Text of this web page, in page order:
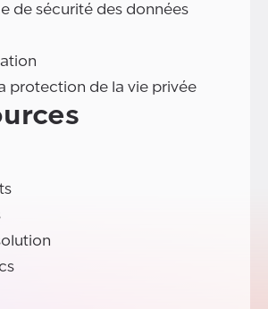
de sécurité des données
protection de la vie privée